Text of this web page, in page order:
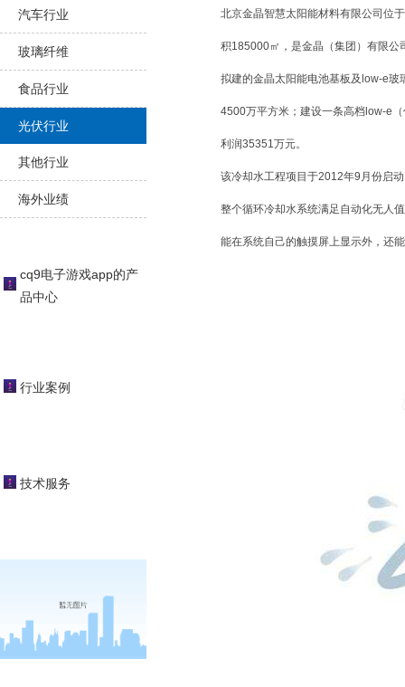
汽车行业
玻璃纤维
食品行业
光伏行业
其他行业
海外业绩
cq9电子游戏app的产
品中心
行业案例
技术服务
北京金晶智慧太阳能材料有限公司位
积185000㎡，是金晶（集团）有限公
拟建的金晶太阳能电池基板及low-e
4500万平方米；建设一条高档low-e
利润35351万元。
该冷却水工程项目于2012年9月份启
整个循环冷却水系统满足自动化无人
能在系统自己的触摸屏上显示外，还